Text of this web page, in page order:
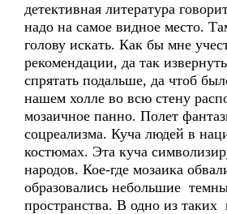
детективная литература
надо на самое видное место.
голову искать. Как бы мне
рекомендации, да так
спрятать подальше, да чтоб
нашем холле во всю стену
мозаичное панно. Полет
соцреализма. Куча людей в
костюмах. Эта куча
народов. Кое-где мозаика
образовались небольшие
пространства. В одно из таких